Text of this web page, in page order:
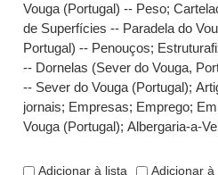
Vouga (Portugal) -- Peso;
de Superfícies -- Paradela do
Portugal) -- Penouços;
-- Dornelas (Sever do Vouga,
-- Sever do Vouga (Portugal);
jornais; Empresas; Emprego;
Vouga (Portugal);Albergaria-a-
Adicionar à lista Adicionar à